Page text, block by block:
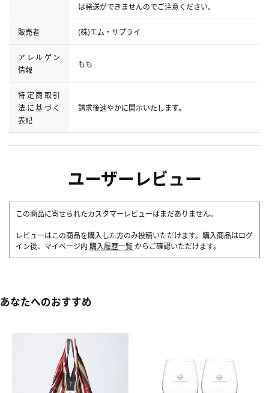
は発送ができませんのでご注意ください。
販売者 (株)エム・サプライ
アレルゲン
情報
もも
特定商取引
法に基づく
表記
請求後速やかに開示いたします。
ユーザーレビュー
この商品に寄せられたカスタマーレビューはまだありません。
レビューはこの商品を購入した方のみ投稿いただけます。購入商品はログ
イン後、マイページ内 購入履歴一覧 からご確認いただけます。
あなたへのおすすめ